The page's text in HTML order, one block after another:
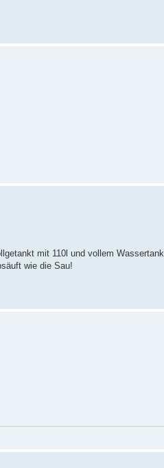
mit 110l und vollem Wassertank
wie die Sau!